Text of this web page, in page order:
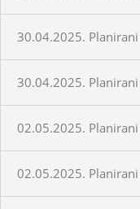
30.04.2025.
30.04.2025.
02.05.2025.
02.05.2025.